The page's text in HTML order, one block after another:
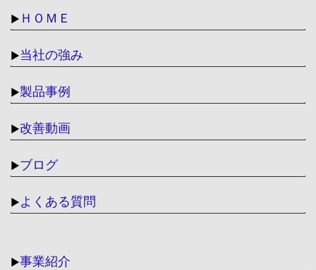
▶ ＨＯＭＥ
▶当社の強み
▶製品事例
▶改善動画
▶ブログ
▶よくある質問
▶事業紹介